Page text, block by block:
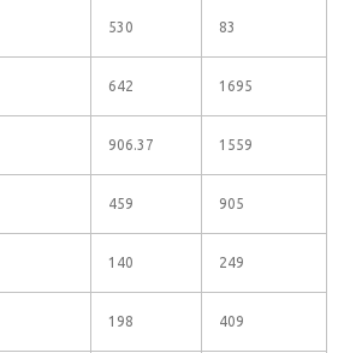
530 83
642 1695
906.37 1559
459 905
140 249
198 409